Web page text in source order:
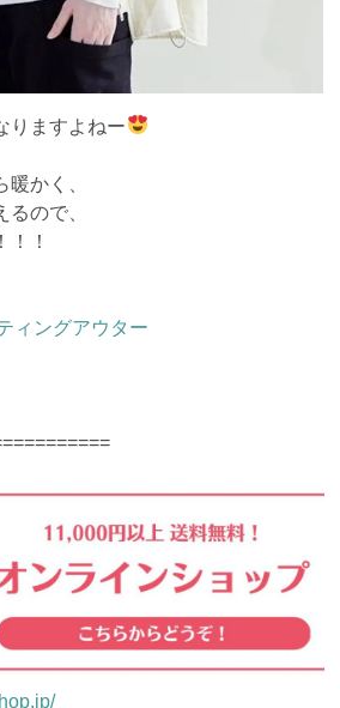
りますよねー
かく、
ので、
！！
ィングアウター